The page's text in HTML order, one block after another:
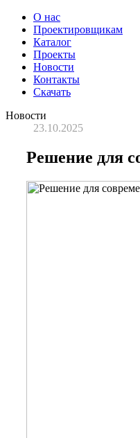
О нас
Проектировщикам
Каталог
Проекты
Новости
Контакты
Скачать
Новости
23.10.2025
Решение для